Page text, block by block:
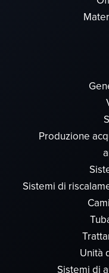
Produzione
Sistemi di
Unità
Sistemi di